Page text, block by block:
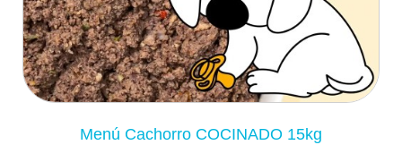
Menú Cachorro COCINADO 15kg